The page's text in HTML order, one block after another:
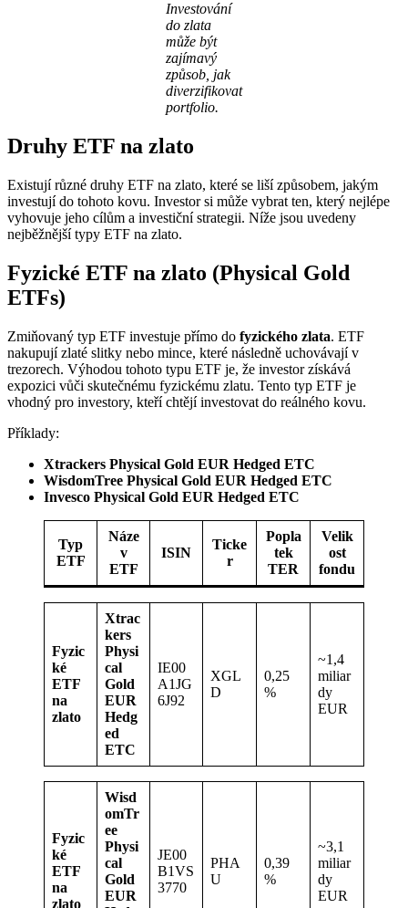
Investování
do zlata
může být
zajímavý
způsob, jak
diverzifikovat
portfolio.
Druhy ETF na zlato
Existují různé druhy ETF na zlato, které se liší způsobem, jakým
investují do tohoto kovu. Investor si může vybrat ten, který nejlépe
vyhovuje jeho cílům a investiční strategii. Níže jsou uvedeny
nejběžnější typy ETF na zlato.
Fyzické ETF na zlato (Physical Gold
ETFs)
Zmiňovaný typ ETF investuje přímo do fyzického zlata. ETF
nakupují zlaté slitky nebo mince, které následně uchovávají v
trezorech. Výhodou tohoto typu ETF je, že investor získává
expozici vůči skutečnému fyzickému zlatu. Tento typ ETF je
vhodný pro investory, kteří chtějí investovat do reálného kovu.
Příklady:
Xtrackers Physical Gold EUR Hedged ETC
WisdomTree Physical Gold EUR Hedged ETC
Invesco Physical Gold EUR Hedged ETC
Typ
ETF
Náze
v
ETF
ISIN
Ticke
r
Popla
tek
TER
Velik
ost
fondu
Fyzic
ké
ETF
na
zlato
Xtrac
kers
Physi
cal
Gold
EUR
Hedg
ed
ETC
IE00
A1JG
6J92
XGL
D
0,25
%
~1,4
miliar
dy
EUR
Fyzic
ké
ETF
na
zlato
Wisd
omTr
ee
Physi
cal
Gold
EUR
JE00
B1VS
3770
PHA
U
0,39
%
~3,1
miliar
dy
EUR